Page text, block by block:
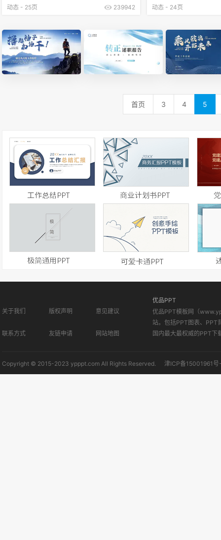
动态 - 25页
239942
动态 - 24页
首页 3 4 5
关于我们 版权声明 意见建议
联系方式 友链申请 网站地图
优品PPT
优品PPT模板网（
站。包括PPT图表、PPT
国内最大最权威的PPT下
Copyright © 2015-2023 ypppt.com All Rights Reserved. 津ICP备15001961号